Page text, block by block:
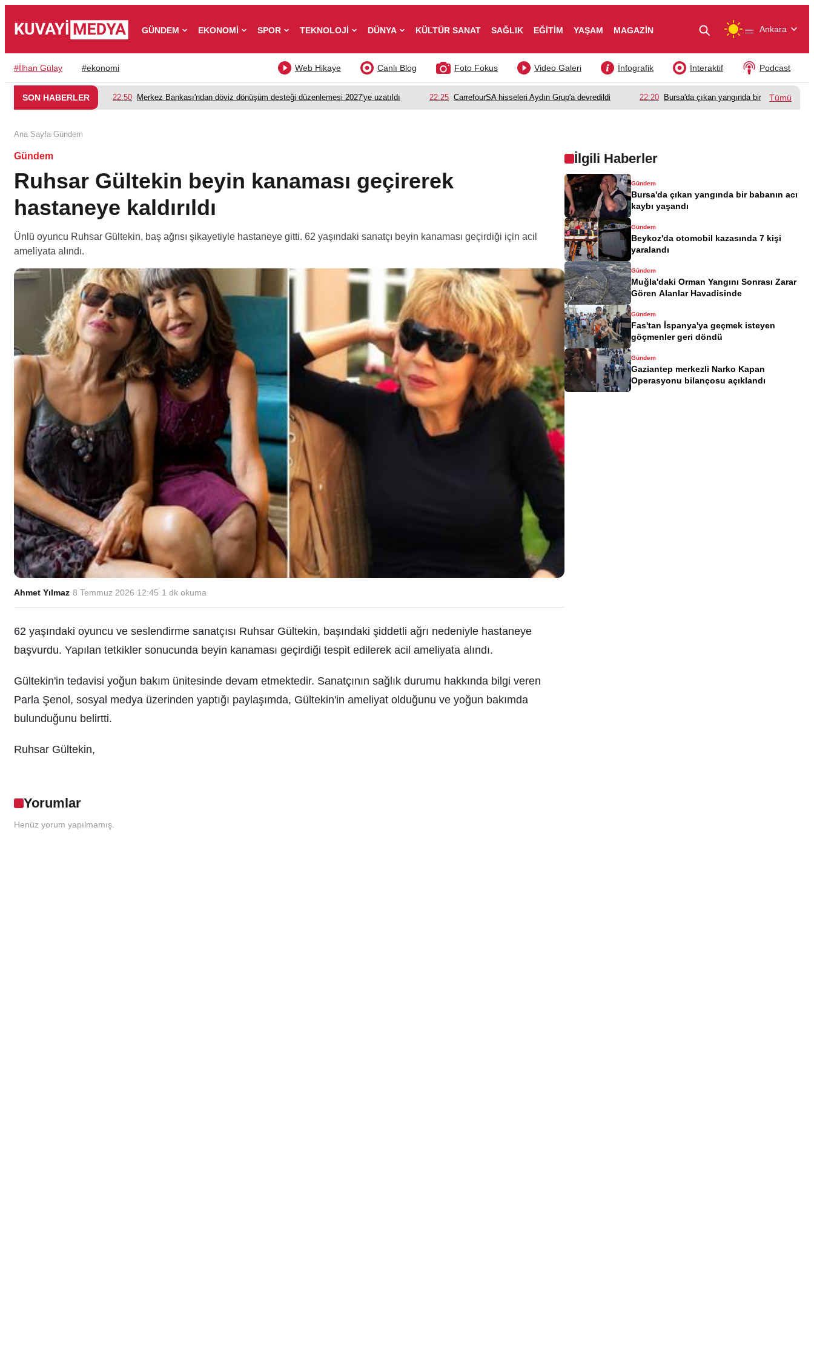
GÜNDEM EKONOMİ SPOR TEKNOLOJİ DÜNYA KÜLTÜR SANAT SAĞLIK EĞİTİM YAŞAM MAGAZİN — Ankara
#İlhan Gülay #ekonomi Podcast
İnteraktif
İnfografik
Video Galeri
Foto Fokus
Canlı Blog
Web Hikaye
SON HABERLER 22:50 Merkez Bankası'ndan döviz dönüşüm desteği düzenlemesi 2027'ye uzatıldı 22:25 CarrefourSA hisseleri Aydın Grup'a devredildi 22:20 Bursa'da çıkan yangında bir babanın acı
Tümü
Ana Sayfa›Gündem
Gündem
Ruhsar Gültekin beyin kanaması geçirerek
hastaneye kaldırıldı
Ünlü oyuncu Ruhsar Gültekin, baş ağrısı şikayetiyle hastaneye gitti. 62 yaşındaki sanatçı beyin kanaması geçirdiği için acil
ameliyata alındı.
Ahmet Yılmaz·8 Temmuz 2026 12:45 · 1 dk okuma
62 yaşındaki oyuncu ve seslendirme sanatçısı Ruhsar Gültekin, başındaki şiddetli ağrı nedeniyle hastaneye
başvurdu. Yapılan tetkikler sonucunda beyin kanaması geçirdiği tespit edilerek acil ameliyata alındı.
Gültekin'in tedavisi yoğun bakım ünitesinde devam etmektedir. Sanatçının sağlık durumu hakkında bilgi veren
Parla Şenol, sosyal medya üzerinden yaptığı paylaşımda, Gültekin'in ameliyat olduğunu ve yoğun bakımda
bulunduğunu belirtti.
Ruhsar Gültekin,
İlgili Haberler
Gündem
Bursa'da çıkan yangında bir babanın acı
kaybı yaşandı
Gündem
Beykoz'da otomobil kazasında 7 kişi
yaralandı
Gündem
Muğla'daki Orman Yangını Sonrası Zarar
Gören Alanlar Havadisinde
Gündem
Fas'tan İspanya'ya geçmek isteyen
göçmenler geri döndü
Gündem
Gaziantep merkezli Narko Kapan
Operasyonu bilançosu açıklandı
Yorumlar
Henüz yorum yapılmamış.